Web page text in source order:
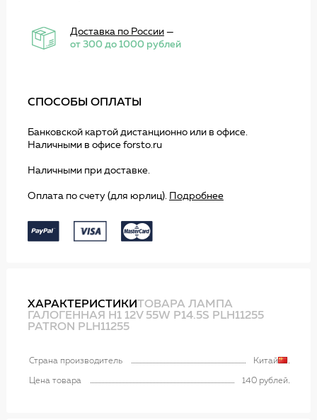
Доставка по России—
от 300 до 1000 рублей
СПОСОБЫ ОПЛАТЫ
Банковской картой дистанционно или в офисе.
Наличными в офисе forsto.ru
Наличными при доставке.
Оплата по счету (для юрлиц). Подробнее
ХАРАКТЕРИСТИКИТОВАРА ЛАМПА
ГАЛОГЕННАЯ H1 12V 55W P14.5S PLH11255
PATRON PLH11255
Страна производитель Китай
Цена товара 140 рублей